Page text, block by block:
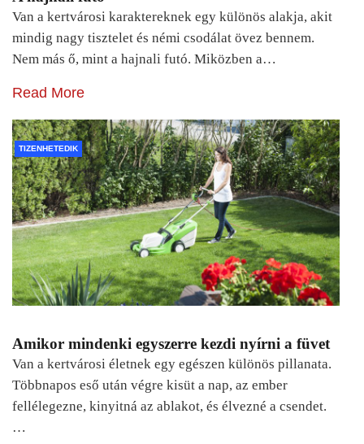
Van a kertvárosi karaktereknek egy különös alakja, akit
mindig nagy tisztelet és némi csodálat övez bennem.
Nem más ő, mint a hajnali futó. Miközben a…
Read More
TIZENHETEDIK
Amikor mindenki egyszerre kezdi nyírni a füvet
Van a kertvárosi életnek egy egészen különös pillanata.
Többnapos eső után végre kisüt a nap, az ember
fellélegezne, kinyitná az ablakot, és élvezné a csendet.
…